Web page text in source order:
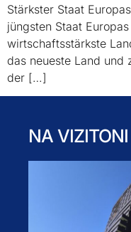
Stärkster Staat
jüngsten Staat
wirtschaftsstärkste
das neueste Land
der […]
NA VIZITONI